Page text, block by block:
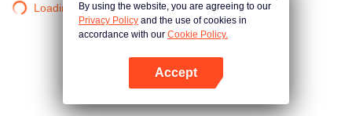
Loading…By using the website, you are agreeing to our
Privacy Policy and the use of cookies in
accordance with our Cookie Policy.
Accept